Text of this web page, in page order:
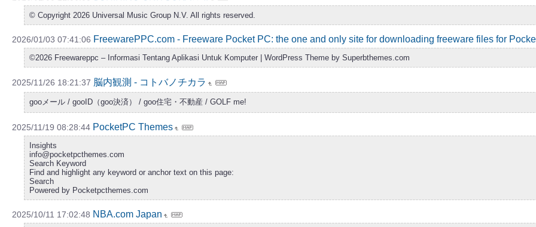
© Copyright 2026 Universal Music Group N.V. All rights reserved.
2026/01/03 07:41:06 FreewarePPC.com - Freeware Pocket PC: the one and only site for downloading freeware files for
©2026 Freewareppc – Informasi Tentang Aplikasi Untuk Komputer | WordPress Theme by Superbthemes.com
2025/11/26 18:21:37 脳内観測 - コトバノチカラ
gooメール / gooID（goo決済） / goo住宅・不動産 / GOLF me!
2025/11/19 08:28:44 PocketPC Themes
Insights
info@pocketpcthemes.com
Search Keyword
Find and highlight any keyword or anchor text on this page:
Search
Powered by Pocketpcthemes.com
2025/10/11 17:02:48 NBA.com Japan